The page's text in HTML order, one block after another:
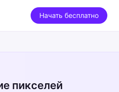
Начать бесплатно
пикселей